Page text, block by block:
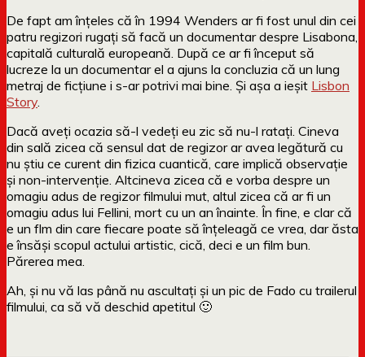
De fapt am înțeles că în 1994 Wenders ar fi fost unul din cei
patru regizori rugați să facă un documentar despre Lisabona,
capitală culturală europeană. După ce ar fi început să
lucreze la un documentar el a ajuns la concluzia că un lung
metraj de ficțiune i s-ar potrivi mai bine. Și așa a ieșit Lisbon
Story
Dacă aveți ocazia să-l vedeți eu zic să nu-l ratați. Cineva
din sală zicea că sensul dat de regizor ar avea legătură cu
nu știu ce curent din fizica cuantică, care implică observație
și non-intervenție. Altcineva zicea că e vorba despre un
omagiu adus de regizor filmului mut, altul zicea că ar fi un
omagiu adus lui Fellini, mort cu un an înainte. În fine, e clar că
e un flm din care fiecare poate să înțeleagă ce vrea, dar ăsta
e însăși scopul actului artistic, cică, deci e un film bun.
Părerea mea.
Ah, și nu vă las până nu ascultați și un pic de Fado cu trailerul
filmului, ca să vă deschid apetitul 🙂